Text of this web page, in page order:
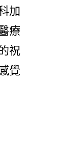
加
療
祝
覺